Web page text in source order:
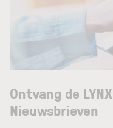
Ontvang de LYNX
Nieuwsbrieven